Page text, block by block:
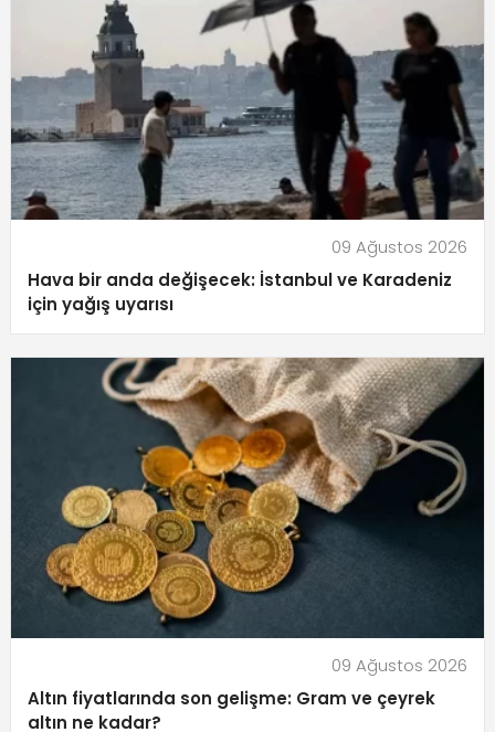
09 Ağustos 2026
Hava bir anda değişecek: İstanbul ve Karadeniz
için yağış uyarısı
09 Ağustos 2026
Altın fiyatlarında son gelişme: Gram ve çeyrek
altın ne kadar?